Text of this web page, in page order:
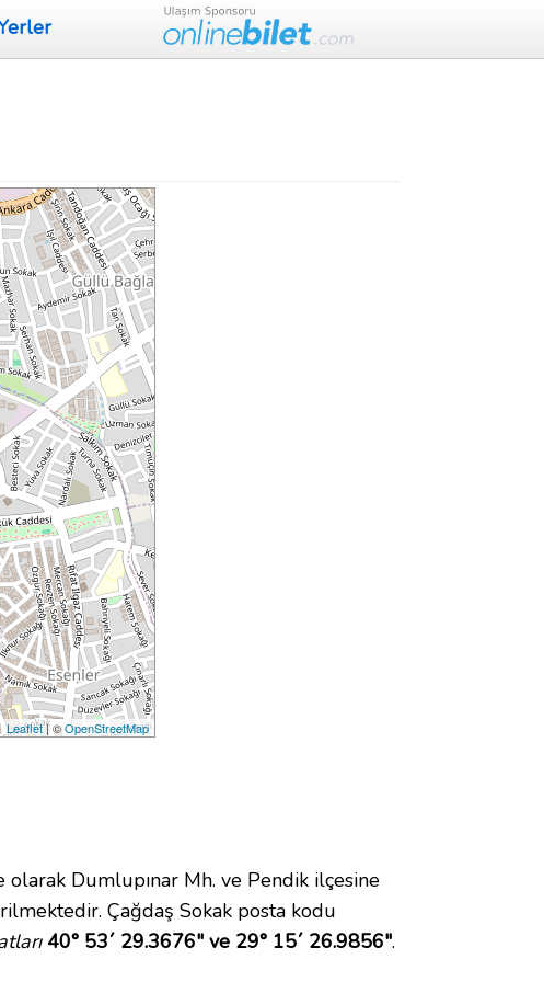
Leaflet| ©OpenStreetMap
Dumlupınar Mh. ve Pendik ilçesine
Çağdaş Sokak posta kodu
40° 53´ 29.3676" ve 29° 15´ 26.9856".